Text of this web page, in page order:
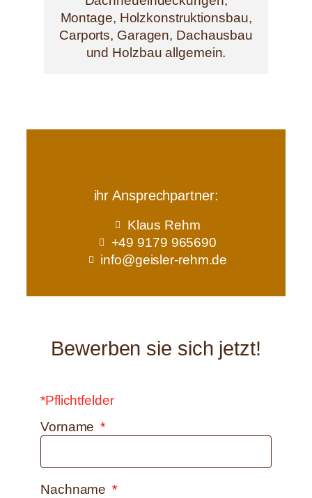
Montage, Holzkonstruktionsbau,
Carports, Garagen, Dachausbau
und Holzbau allgemein.
ihr Ansprechpartner:
Klaus Rehm
+49 9179 965690
info@geisler-rehm.de
Bewerben sie sich jetzt!
*Pflichtfelder
Vorname
Nachname